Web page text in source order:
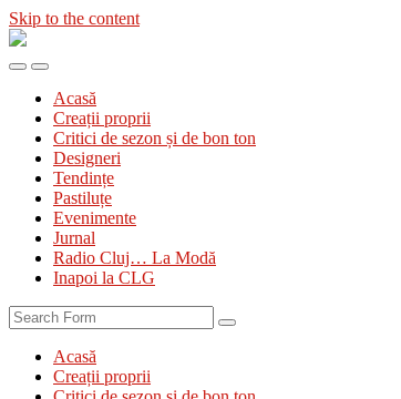
Skip to the content
Diva
Toggle
mobile
menu
Toggle
the
search
field
Acasă
Creații proprii
Critici de sezon și de bon ton
Designeri
Tendințe
Pastiluțe
Evenimente
Jurnal
Radio Cluj… La Modă
Inapoi la CLG
Search
Acasă
Creații proprii